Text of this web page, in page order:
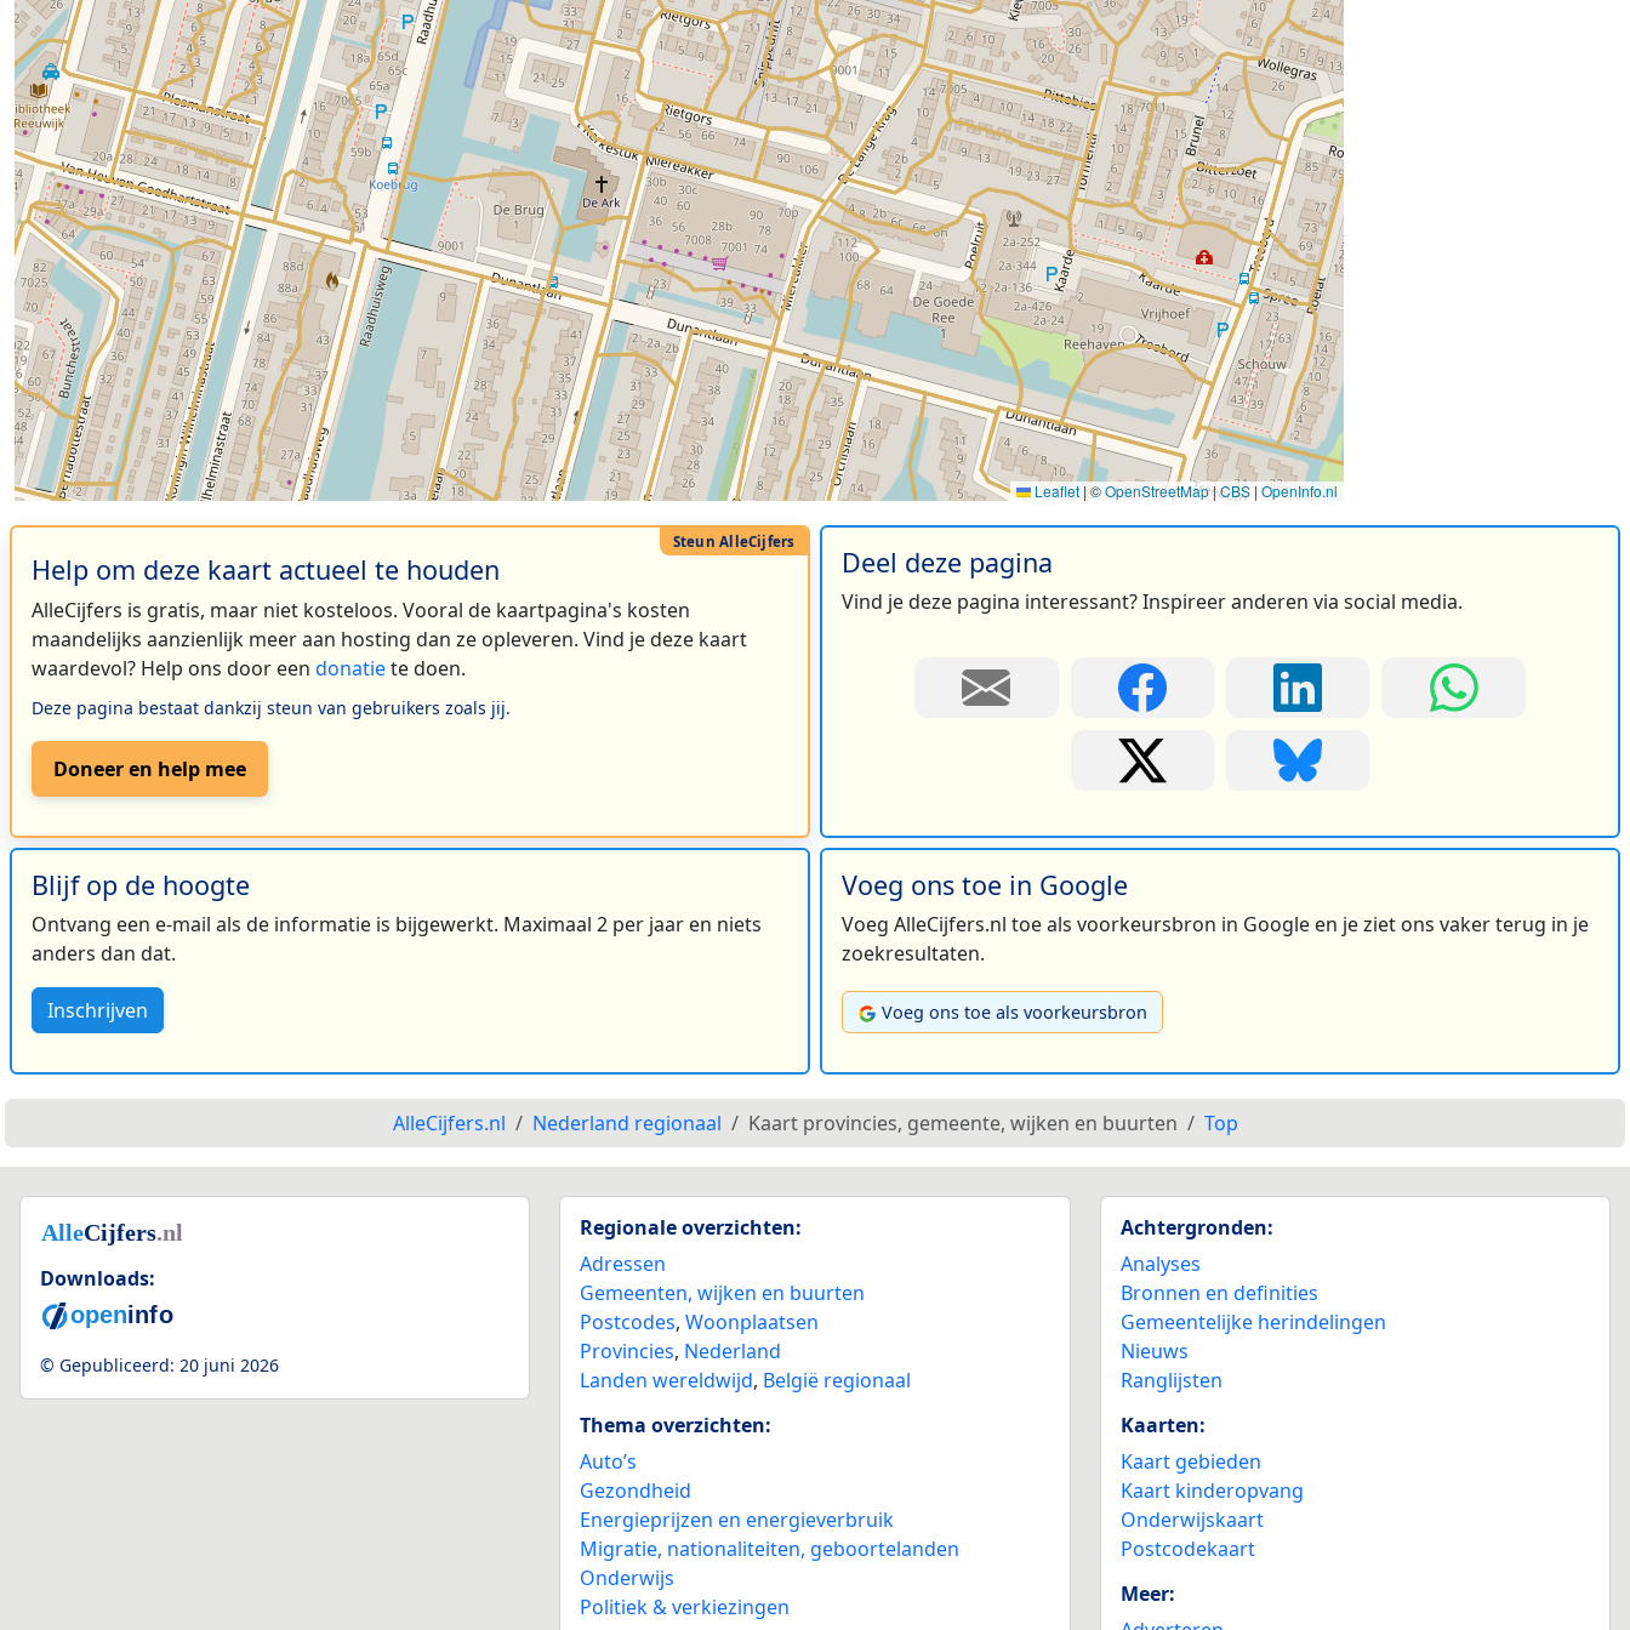
Leaflet | ©OpenStreetMap|CBS | OpenInfo.nl
Help om deze kaart actueel te houden
AlleCijfers is gratis, maar niet kosteloos. Vooral de kaartpagina's kosten
maandelijks aanzienlijk meer aan hosting dan ze opleveren. Vind je deze kaart
waardevol? Help ons door een donatiete doen.
Deze pagina bestaat dankzij steun van gebruikers zoals jij.
Doneer en help mee
Deel deze pagina
Vind je deze pagina interessant? Inspireer anderen via social media.
Blijf op de hoogte
Ontvang een e-mail als de informatie is bijgewerkt. Maximaal 2 per jaar en niets
anders dan dat.
Inschrijven
Voeg ons toe in Google
Voeg AlleCijfers.nl toe als voorkeursbron in Google en je ziet ons vaker terug in je
zoekresultaten.
Voeg ons toe als voorkeursbron
AlleCijfers.nl Nederland regionaal Kaart provincies, gemeente, wijken en buurten Top
Downloads:
© Gepubliceerd: 20 juni 2026
Regionale overzichten:
Adressen
Gemeenten, wijken en buurten
Postcodes,Woonplaatsen
Provincies, Nederland
Landen wereldwijd, België regionaal
Thema overzichten:
Auto’s
Gezondheid
Energieprijzen en energieverbruik
Migratie, nationaliteiten, geboortelanden
Onderwijs
Politiek & verkiezingen
Achtergronden:
Analyses
Bronnen en definities
Gemeentelijke herindelingen
Nieuws
Ranglijsten
Kaarten:
Kaart gebieden
Kaart kinderopvang
Onderwijskaart
Postcodekaart
Meer: